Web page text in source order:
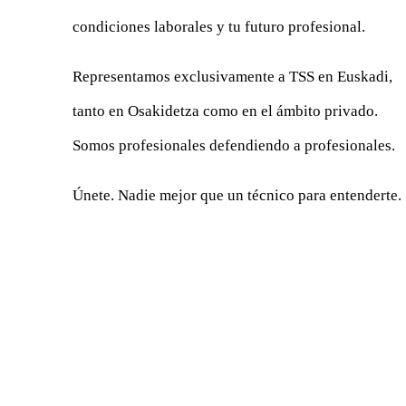
condiciones laborales y tu futuro profesional.
Representamos exclusivamente a TSS en Euskadi,
tanto en Osakidetza como en el ámbito privado.
Somos profesionales defendiendo a profesionales.
Únete. Nadie mejor que un técnico para entenderte.